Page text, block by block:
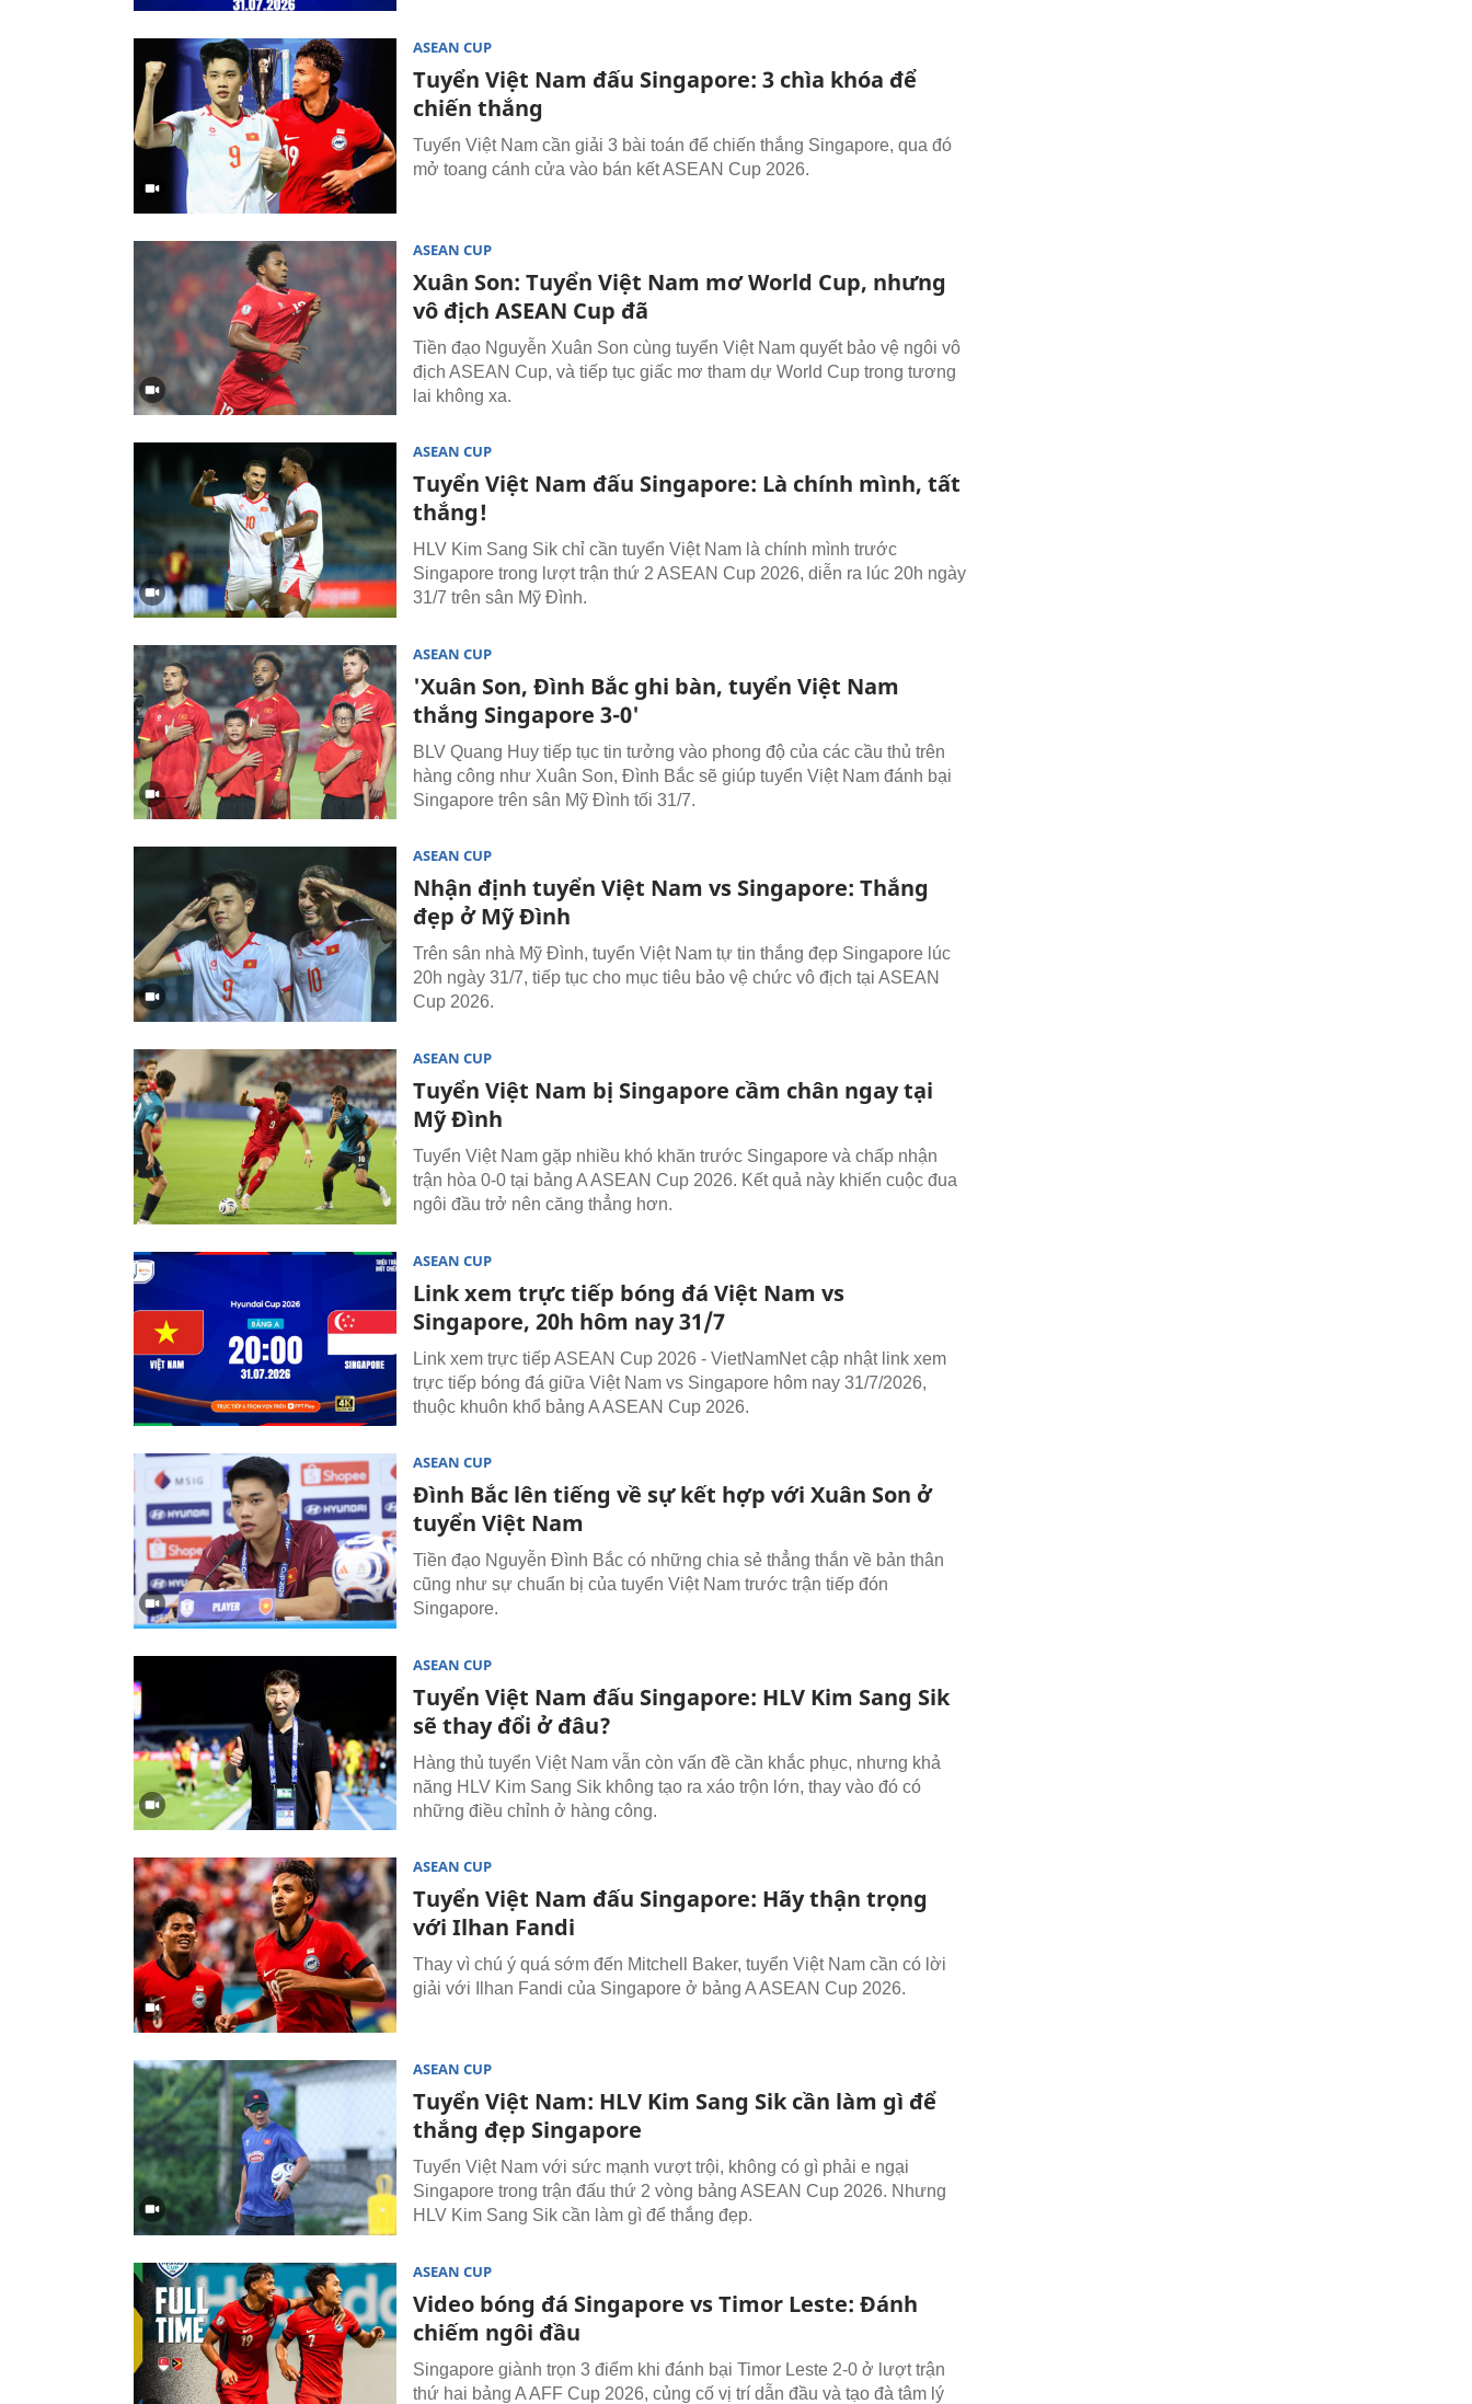
ASEAN CUP
Tuyển Việt Nam đấu Singapore: 3 chìa khóa để
chiến thắng
Tuyển Việt Nam cần giải 3 bài toán để chiến thắng Singapore, qua đó
mở toang cánh cửa vào bán kết ASEAN Cup 2026.
ASEAN CUP
Xuân Son: Tuyển Việt Nam mơ World Cup, nhưng
vô địch ASEAN Cup đã
Tiền đạo Nguyễn Xuân Son cùng tuyển Việt Nam quyết bảo vệ ngôi vô
địch ASEAN Cup, và tiếp tục giấc mơ tham dự World Cup trong tương
lai không xa.
ASEAN CUP
Tuyển Việt Nam đấu Singapore: Là chính mình, tất
thắng!
HLV Kim Sang Sik chỉ cần tuyển Việt Nam là chính mình trước
Singapore trong lượt trận thứ 2 ASEAN Cup 2026, diễn ra lúc 20h ngày
31/7 trên sân Mỹ Đình.
ASEAN CUP
'Xuân Son, Đình Bắc ghi bàn, tuyển Việt Nam
thắng Singapore 3-0'
BLV Quang Huy tiếp tục tin tưởng vào phong độ của các cầu thủ trên
hàng công như Xuân Son, Đình Bắc sẽ giúp tuyển Việt Nam đánh bại
Singapore trên sân Mỹ Đình tối 31/7.
ASEAN CUP
Nhận định tuyển Việt Nam vs Singapore: Thắng
đẹp ở Mỹ Đình
Trên sân nhà Mỹ Đình, tuyển Việt Nam tự tin thắng đẹp Singapore lúc
20h ngày 31/7, tiếp tục cho mục tiêu bảo vệ chức vô địch tại ASEAN
Cup 2026.
ASEAN CUP
Tuyển Việt Nam bị Singapore cầm chân ngay tại
Mỹ Đình
Tuyển Việt Nam gặp nhiều khó khăn trước Singapore và chấp nhận
trận hòa 0-0 tại bảng A ASEAN Cup 2026. Kết quả này khiến cuộc đua
ngôi đầu trở nên căng thẳng hơn.
ASEAN CUP
Link xem trực tiếp bóng đá Việt Nam vs
Singapore, 20h hôm nay 31/7
Link xem trực tiếp ASEAN Cup 2026 - VietNamNet cập nhật link xem
trực tiếp bóng đá giữa Việt Nam vs Singapore hôm nay 31/7/2026,
thuộc khuôn khổ bảng A ASEAN Cup 2026.
ASEAN CUP
Đình Bắc lên tiếng về sự kết hợp với Xuân Son ở
tuyển Việt Nam
Tiền đạo Nguyễn Đình Bắc có những chia sẻ thẳng thắn về bản thân
cũng như sự chuẩn bị của tuyển Việt Nam trước trận tiếp đón
Singapore.
ASEAN CUP
Tuyển Việt Nam đấu Singapore: HLV Kim Sang Sik
sẽ thay đổi ở đâu?
Hàng thủ tuyển Việt Nam vẫn còn vấn đề cần khắc phục, nhưng khả
năng HLV Kim Sang Sik không tạo ra xáo trộn lớn, thay vào đó có
những điều chỉnh ở hàng công.
ASEAN CUP
Tuyển Việt Nam đấu Singapore: Hãy thận trọng
với Ilhan Fandi
Thay vì chú ý quá sớm đến Mitchell Baker, tuyển Việt Nam cần có lời
giải với Ilhan Fandi của Singapore ở bảng A ASEAN Cup 2026.
ASEAN CUP
Tuyển Việt Nam: HLV Kim Sang Sik cần làm gì để
thắng đẹp Singapore
Tuyển Việt Nam với sức mạnh vượt trội, không có gì phải e ngại
Singapore trong trận đấu thứ 2 vòng bảng ASEAN Cup 2026. Nhưng
HLV Kim Sang Sik cần làm gì để thắng đẹp.
ASEAN CUP
Video bóng đá Singapore vs Timor Leste: Đánh
chiếm ngôi đầu
Singapore giành trọn 3 điểm khi đánh bại Timor Leste 2-0 ở lượt trận
thứ hai bảng A AFF Cup 2026, củng cố vị trí dẫn đầu và tạo đà tâm lý